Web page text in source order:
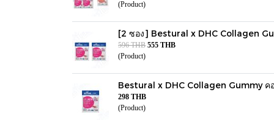
(Product)
[2 ซอง] Bestural x DHC Collagen
596 THB 555 THB
(Product)
Bestural x DHC Collagen Gummy ค
298 THB
(Product)